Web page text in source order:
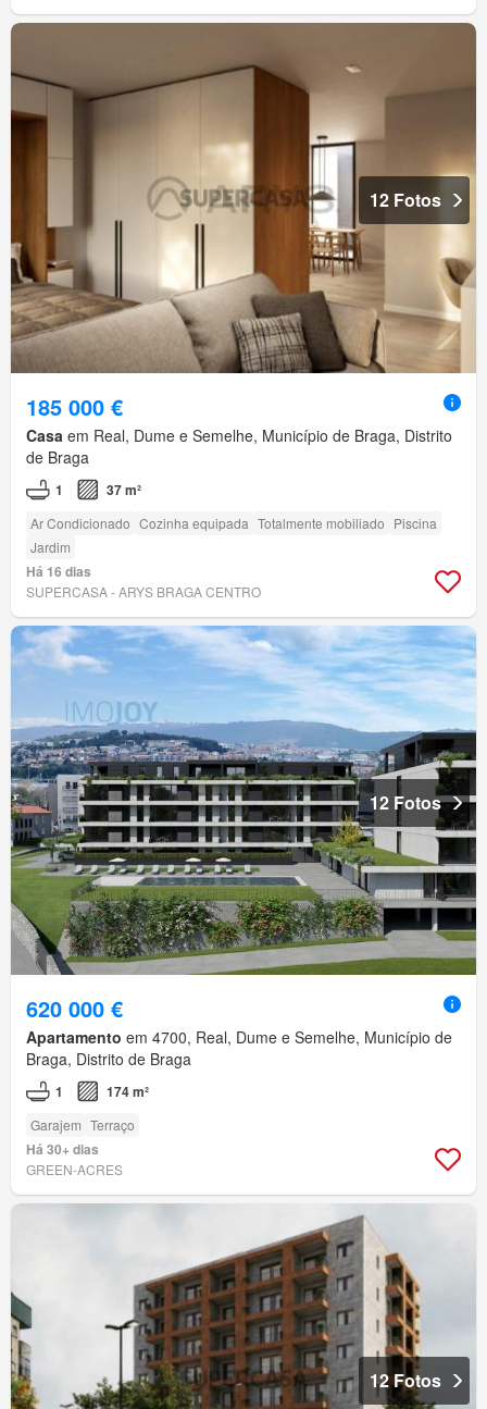
12 Fotos
185 000 €
Casa em Real, Dume e Semelhe, Município de Braga, Distrito
de Braga
1 37 m²
Ar Condicionado Cozinha equipada Totalmente mobiliado Piscina
Jardim
Há 16 dias
SUPERCASA - ARYS BRAGA CENTRO
12 Fotos
620 000 €
Apartamento em 4700, Real, Dume e Semelhe, Município de
Braga, Distrito de Braga
1 174 m²
Garajem Terraço
Há 30+ dias
GREEN-ACRES
12 Fotos